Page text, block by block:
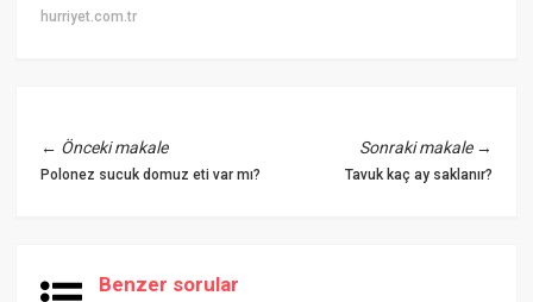
hurriyet.com.tr
← Önceki makale
Polonez sucuk domuz eti var mı?
Sonraki makale→
Tavuk kaç ay saklanır?
Benzer sorular